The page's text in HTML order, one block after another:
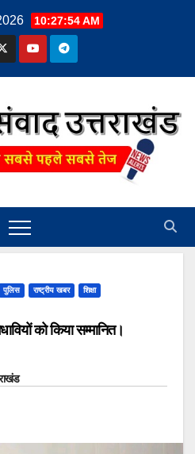
10:27:55 AM
पुलिस राष्ट्रीय खबर शिक्षा
को किया सम्मानित।